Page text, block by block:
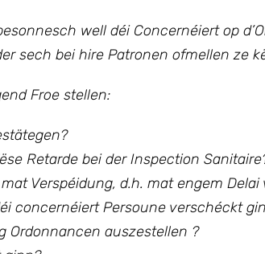
well déi Concernéiert op
sech bei hire Patronen ofmellen ze
Froe stellen:
Retarde bei der Inspection
Verspéidung, d.h. mat engem
concernéiert Persoune verschéckt
Ordonnancen auszestellen ?